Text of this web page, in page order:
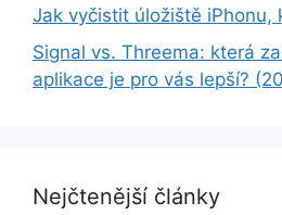
Jak vyčistit úložiště iPhonu,
Signal vs. Threema: která
aplikace je pro vás lepší?
Nejčtenější články